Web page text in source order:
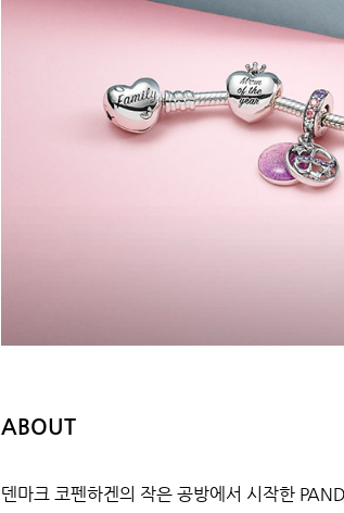
ABOUT
덴마크 코펜하겐의 작은 공방에서 시작한